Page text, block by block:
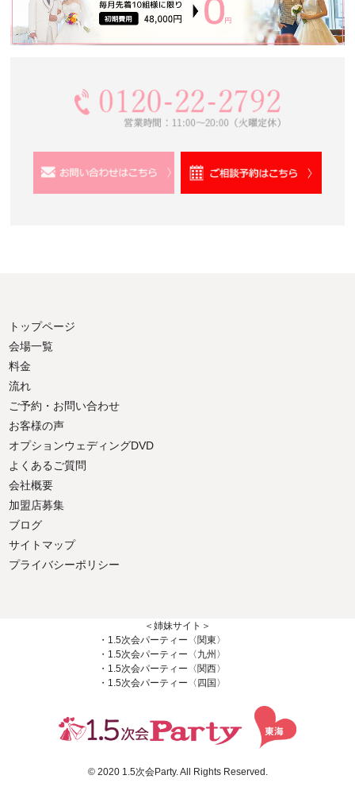
トップページ
会場一覧
料金
流れ
ご予約・お問い合わせ
お客様の声
オプションウェディングDVD
よくあるご質問
会社概要
加盟店募集
ブログ
サイトマップ
プライバシーポリシー
＜姉妹サイト＞
・1.5次会パーティー〈関東〉
・1.5次会パーティー〈九州〉
・1.5次会パーティー〈関西〉
・1.5次会パーティー〈四国〉
© 2020 1.5次会Party. All Rights Reserved.